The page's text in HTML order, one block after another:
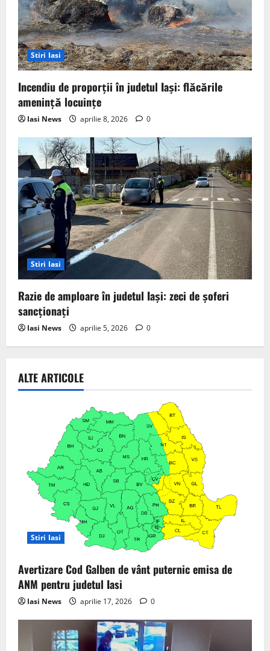
Stiri Iasi
Incendiu de proporții în judetul Iași: flăcările
amenință locuințe
Iasi News aprilie 8, 2026 0
Stiri Iasi
Razie de amploare în judetul Iași: zeci de șoferi
sancționați
Iasi News aprilie 5, 2026 0
ALTE ARTICOLE
Stiri Iasi
Avertizare Cod Galben de vânt puternic emisa de
ANM pentru judetul Iasi
Iasi News aprilie 17, 2026 0